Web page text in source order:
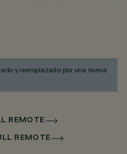
y reemplazado por una nueva
REMOTE
REMOTE